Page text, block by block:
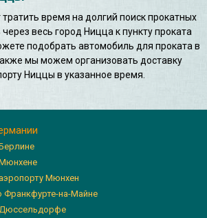
время на долгий поиск прокатных
весь город Ницца к пункту проката
подобрать автомобиль для проката в
мы можем организовать доставку
Ниццы в указанное время.
Мюнхен
Франкфурте-на-Майне